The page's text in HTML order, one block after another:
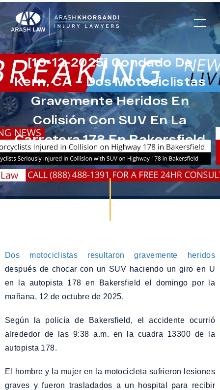
[10-12-2025] Condado De
Kern, CA – Dos Motociclistas
Gravemente Heridos En
Colisión Con SUV En La
Carretera 178 En Bakersfield
Dos motociclistas resultaron gravemente heridos
después de chocar con un SUV haciendo un giro en U
en la autopista 178 en Bakersfield el domingo por la
mañana, 12 de octubre de 2025.
Según la policía de Bakersfield, el accidente ocurrió
alrededor de las 9:38 a.m. en la cuadra 13300 de la
autopista 178.
El hombre y la mujer en la motocicleta sufrieron lesiones
graves y fueron trasladados a un hospital para recibir